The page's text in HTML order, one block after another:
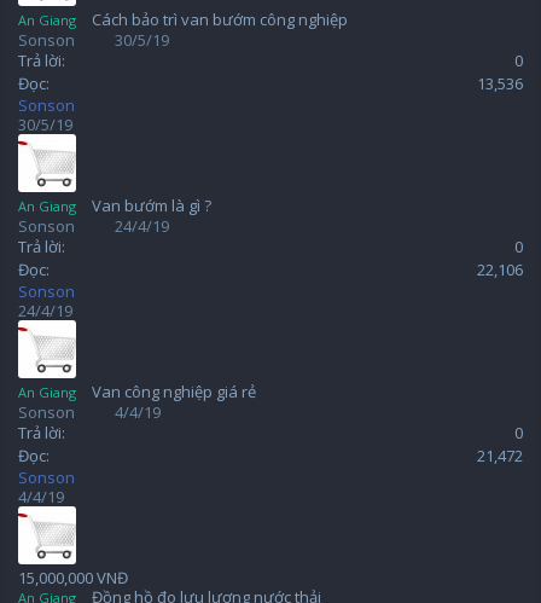
An Giang
Cách bảo trì van bướm công nghiệp
Sonson
30/5/19
Trả lời:
0
Đọc:
13,536
Sonson
30/5/19
An Giang
Van bướm là gì ?
Sonson
24/4/19
Trả lời:
0
Đọc:
22,106
Sonson
24/4/19
An Giang
Van công nghiệp giá rẻ
Sonson
4/4/19
Trả lời:
0
Đọc:
21,472
Sonson
4/4/19
15,000,000 VNĐ
An Giang
Đồng hồ đo lưu lượng nước thải